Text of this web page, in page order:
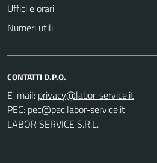
Uffici e orari
Numeri utili
CONTATTI D.P.O.
E-mail:
PEC:
LABOR SERVICE S.R.L.